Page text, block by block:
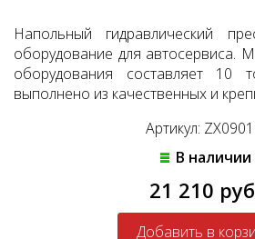
Напольный гидравлический
оборудование для автосервиса.
оборудования составляет 10
выполнено из качественных и
Артикул:
В наличии
21 210